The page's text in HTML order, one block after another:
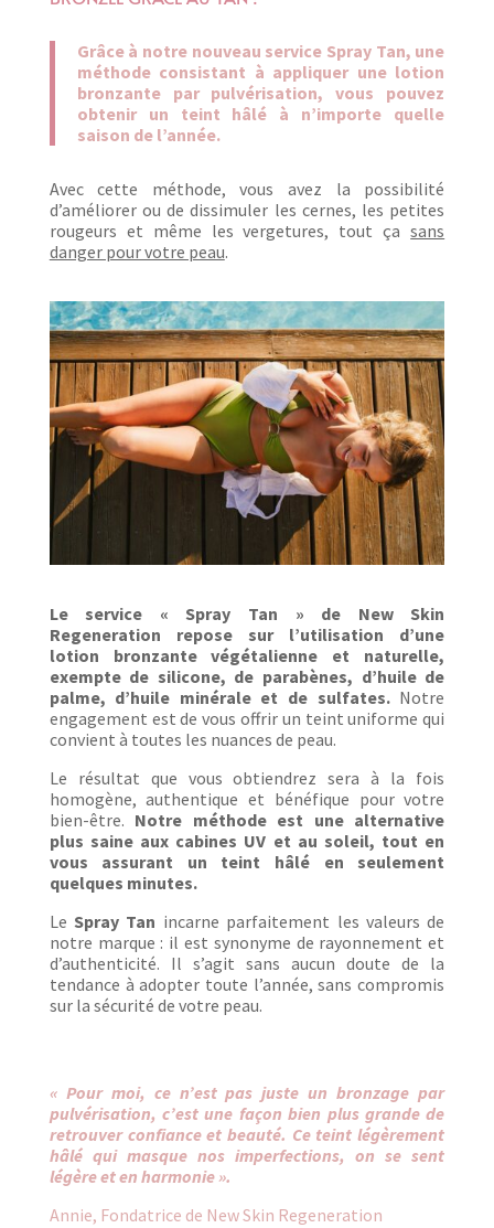
Grâce à notre nouveau service Spray Tan, une
méthode consistant à appliquer une lotion
bronzante par pulvérisation, vous pouvez
obtenir un teint hâlé à n’importe quelle
saison de l’année.
Avec cette méthode, vous avez la possibilité
d’améliorer ou de dissimuler les cernes, les petites
rougeurs et même les vergetures, tout çasans
danger pour votre peau.
Le service « Spray Tan » de New Skin
Regeneration repose sur l’utilisation d’une
lotion bronzante végétalienne et naturelle,
exempte de silicone, de parabènes, d’huile de
palme, d’huile minérale et de sulfates.Notre
engagement est de vous offrir un teint uniforme qui
convient à toutes les nuances de peau.
Le résultat que vous obtiendrez sera à la fois
homogène, authentique et bénéfique pour votre
bien-être. Notre méthode est une alternative
plus saine aux cabines UV et au soleil, tout en
vous assurant un teint hâlé en seulement
quelques minutes.
Le Spray Tan incarne parfaitement les valeurs de
notre marque : il est synonyme de rayonnement et
d’authenticité. Il s’agit sans aucun doute de la
tendance à adopter toute l’année, sans compromis
sur la sécurité de votre peau.
« Pour moi, ce n’est pas juste un bronzage par
pulvérisation, c’est une façon bien plus grande de
retrouver confiance et beauté. Ce teint légèrement
hâlé qui masque nos imperfections, on se sent
légère et en harmonie ».
Annie, Fondatrice de New Skin Regeneration